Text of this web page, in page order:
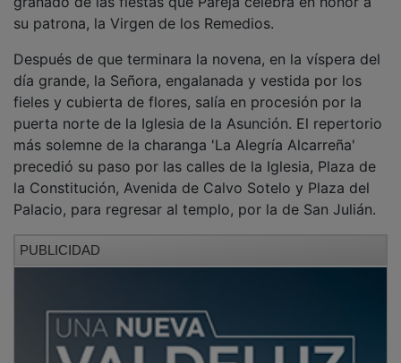
su patrona, la Virgen de los Remedios.
día grande, la Señora, engalanada y vestida por los
fieles y cubierta de flores, salía en procesión por la
puerta norte de la Iglesia de la Asunción. El repertorio
más solemne de la charanga 'La Alegría Alcarreña'
precedió su paso por las calles de la Iglesia, Plaza de
la Constitución, Avenida de Calvo Sotelo y Plaza del
Palacio, para regresar al templo, por la de San Julián.